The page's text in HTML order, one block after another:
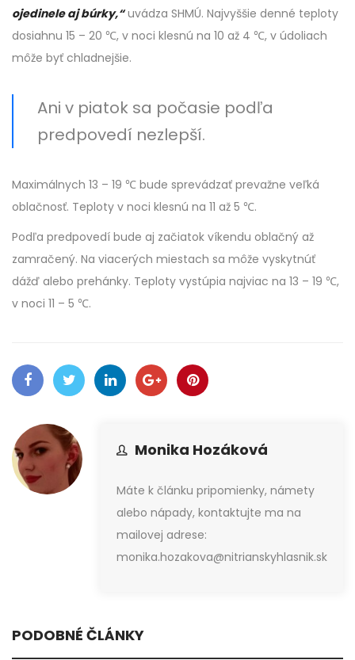
ojedinele aj búrky,“uvádza SHMÚ. Najvyššie denné teploty
dosiahnu 15 – 20 ℃, v noci klesnú na 10 až 4 ℃, v údoliach
môže byť chladnejšie.
Ani v piatok sa počasie podľa
predpovedí nezlepší.
Maximálnych 13 – 19 ℃ bude sprevádzať prevažne veľká
oblačnosť. Teploty v noci klesnú na 11 až 5 ℃.
Podľa predpovedí bude aj začiatok víkendu oblačný až
zamračený. Na viacerých miestach sa môže vyskytnúť
dážď alebo prehánky. Teploty vystúpia najviac na 13 – 19 ℃,
v noci 11 – 5 ℃.
Monika Hozáková
Máte k článku pripomienky, námety
alebo nápady, kontaktujte ma na
mailovej adrese:
monika.hozakova@nitrianskyhlasnik.sk
PODOBNÉ ČLÁNKY